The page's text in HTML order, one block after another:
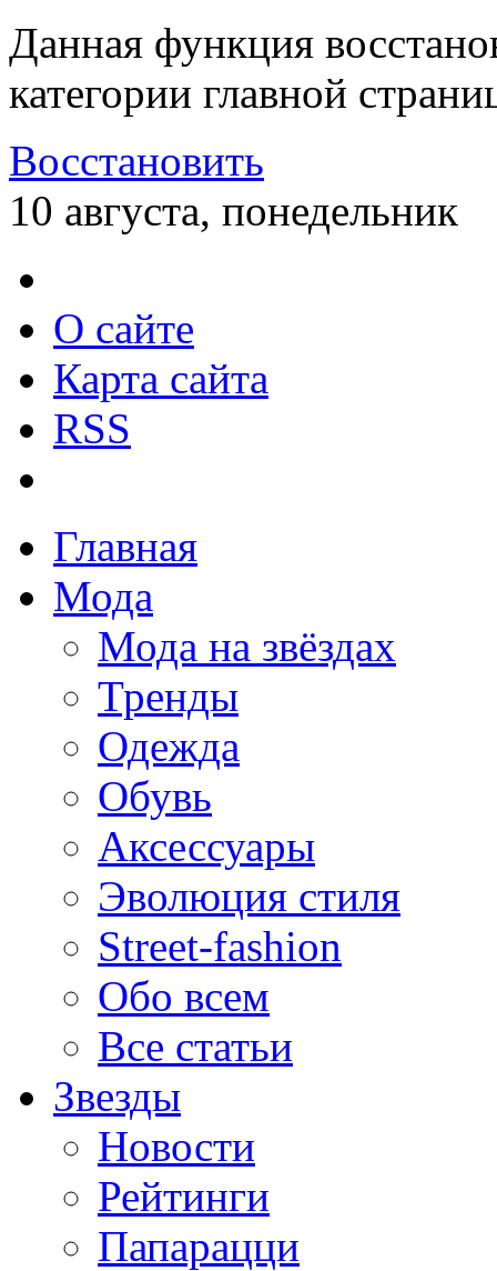
Данная функция
категории главной
Восстановить
10 августа, понедельник
О сайте
Карта сайта
RSS
Главная
Мода
Мода на звёздах
Тренды
Одежда
Обувь
Аксессуары
Эволюция стиля
Street-fashion
Обо всем
Все статьи
Звезды
Новости
Рейтинги
Папарацци